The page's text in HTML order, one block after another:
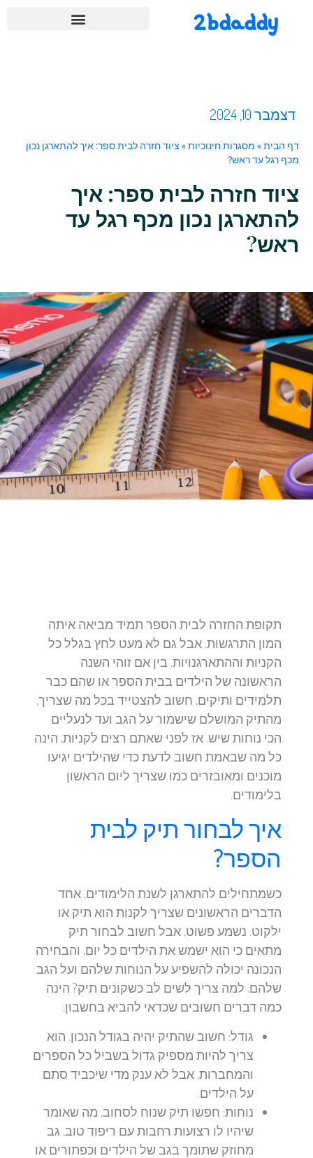
2bdaddy
דצמבר 10, 2024
דף הבית»מסגרות חינוכיות»ציוד חזרה לבית ספר: איך להתארגן נכון
מכף רגל עד ראש?
ציוד חזרה לבית ספר: איך
להתארגן נכון מכף רגל עד
ראש?
תקופת החזרה לבית הספר תמיד מביאה איתה
המון התרגשות, אבל גם לא מעט לחץ בגלל כל
הקניות וההתארגנויות. בין אם זוהי השנה
הראשונה של הילדים בבית הספר או שהם כבר
תלמידים ותיקים, חשוב להצטייד בכל מה שצריך,
מהתיק המושלם שישמור על הגב ועד לנעליים
הכי נוחות שיש. אז לפני שאתם רצים לקניות, הינה
כל מה שבאמת חשוב לדעת כדי שהילדים יגיעו
מוכנים ומאובזרים כמו שצריך ליום הראשון
בלימודים.
איך לבחור תיק לבית
הספר?
כשמתחילים להתארגן לשנת הלימודים, אחד
הדברים הראשונים שצריך לקנות הוא תיק או
ילקוט. נשמע פשוט, אבל חשוב לבחור תיק
מתאים כי הוא ישמש את הילדים כל יום, והבחירה
הנכונה יכולה להשפיע על הנוחות שלהם ועל הגב
שלהם. למה צריך לשים לב כשקונים תיק? הינה
כמה דברים חשובים שכדאי להביא בחשבון:
גודל:חשוב שהתיק יהיה בגודל הנכון. הוא
צריך להיות מספיק גדול בשביל כל הספרים
והמחברות, אבל לא ענק מדי שיכביד סתם
על הילדים.
נוחות:חפשו תיק שנוח לסחוב, מה שאומר
שיהיו לו רצועות רחבות עם ריפוד טוב, גב
מחוזק שתומך בגב של הילדים וכפתורים או